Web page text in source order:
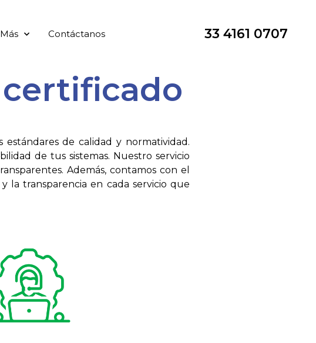
Más Contáctanos 33 4161 0707
de calidad y normatividad.
de tus sistemas. Nuestro servicio
Además, contamos con el
la transparencia en cada servicio que